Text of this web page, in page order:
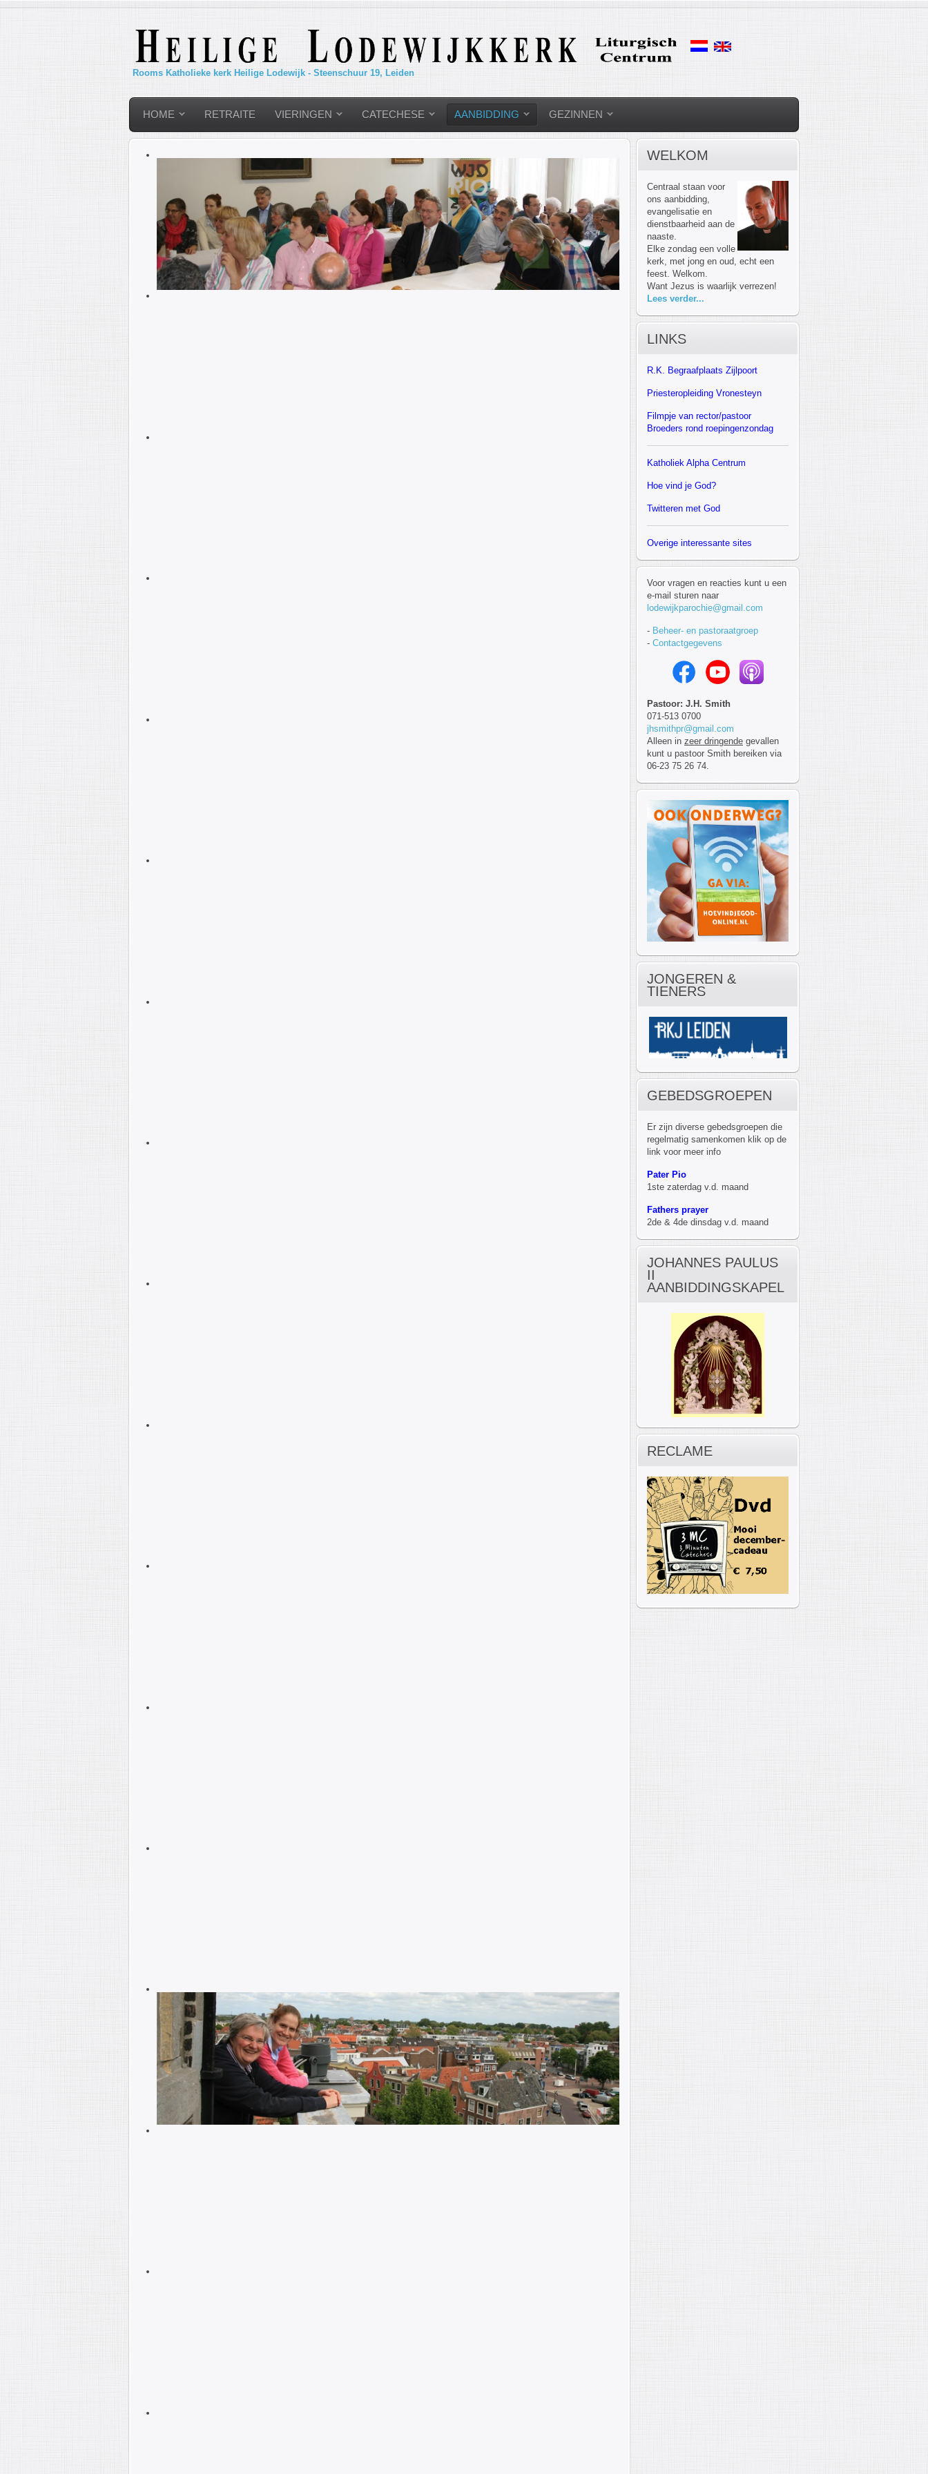
Rooms Katholieke kerk Heilige Lodewijk - Steenschuur 19, Leiden
HOME RETRAITE VIERINGEN CATECHESE AANBIDDING GEZINNEN
WELKOM
Centraal staan voor
ons aanbidding,
evangelisatie en
dienstbaarheid aan de
naaste.
Elke zondag een volle
kerk, met jong en oud, echt een
feest. Welkom.
Want Jezus is waarlijk verrezen!
Lees verder...
LINKS
R.K. Begraafplaats Zijlpoort
Priesteropleiding Vronesteyn
Filmpje van rector/pastoor
Broeders rond roepingenzondag
Katholiek Alpha Centrum
Hoe vind je God?
Twitteren met God
Overige interessante sites
Voor vragen en reacties kunt u een
e-mail sturen naar
lodewijkparochie@gmail.com
- Beheer- en pastoraatgroep
- Contactgegevens
Pastoor: J.H. Smith
071-513 0700
jhsmithpr@gmail.com
Alleen in zeer dringende gevallen
kunt u pastoor Smith bereiken via
06-23 75 26 74.
JONGEREN &
TIENERS
GEBEDSGROEPEN
Er zijn diverse gebedsgroepen die
regelmatig samenkomen klik op de
link voor meer info
Pater Pio
1ste zaterdag v.d. maand
Fathers prayer
2de & 4de dinsdag v.d. maand
JOHANNES PAULUS
II
AANBIDDINGSKAPEL
RECLAME